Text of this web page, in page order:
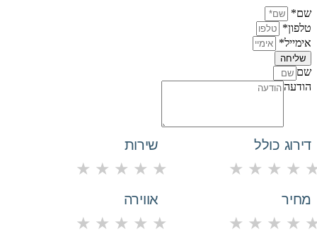
שם*
טלפון*
אימייל*
שליחה
שם
הודעה
דירוג כולל
★ ★ ★ ★
שירות
★ ★ ★ ★ ★
מחיר
★ ★ ★ ★
אווירה
★ ★ ★ ★ ★